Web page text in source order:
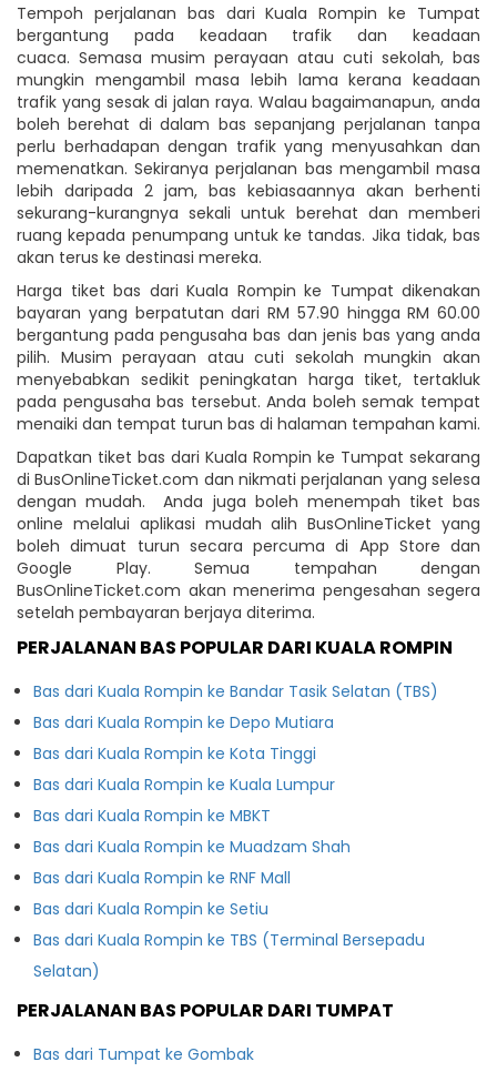
Tempoh perjalanan bas dari Kuala Rompin ke Tumpat
bergantung pada keadaan trafik dan keadaan
cuaca. Semasa musim perayaan atau cuti sekolah, bas
mungkin mengambil masa lebih lama kerana keadaan
trafik yang sesak di jalan raya. Walau bagaimanapun, anda
boleh berehat di dalam bas sepanjang perjalanan tanpa
perlu berhadapan dengan trafik yang menyusahkan dan
memenatkan. Sekiranya perjalanan bas mengambil masa
lebih daripada 2 jam, bas kebiasaannya akan berhenti
sekurang-kurangnya sekali untuk berehat dan memberi
ruang kepada penumpang untuk ke tandas. Jika tidak, bas
akan terus ke destinasi mereka.
Harga tiket bas dari Kuala Rompin ke Tumpat dikenakan
bayaran yang berpatutan dari RM 57.90 hingga RM 60.00
bergantung pada pengusaha bas dan jenis bas yang anda
pilih. Musim perayaan atau cuti sekolah mungkin akan
menyebabkan sedikit peningkatan harga tiket, tertakluk
pada pengusaha bas tersebut. Anda boleh semak tempat
menaiki dan tempat turun bas di halaman tempahan kami.
Dapatkan tiket bas dari Kuala Rompin ke Tumpat sekarang
di BusOnlineTicket.com dan nikmati perjalanan yang selesa
dengan mudah. Anda juga boleh menempah tiket bas
online melalui aplikasi mudah alih BusOnlineTicket yang
boleh dimuat turun secara percuma di App Store dan
Google Play. Semua tempahan dengan
BusOnlineTicket.com akan menerima pengesahan segera
setelah pembayaran berjaya diterima.
PERJALANAN BAS POPULAR DARI KUALA ROMPIN
Bas dari Kuala Rompin ke Bandar Tasik Selatan (TBS)
Bas dari Kuala Rompin ke Depo Mutiara
Bas dari Kuala Rompin ke Kota Tinggi
Bas dari Kuala Rompin ke Kuala Lumpur
Bas dari Kuala Rompin ke MBKT
Bas dari Kuala Rompin ke Muadzam Shah
Bas dari Kuala Rompin ke RNF Mall
Bas dari Kuala Rompin ke Setiu
Bas dari Kuala Rompin ke TBS (Terminal Bersepadu
Selatan)
PERJALANAN BAS POPULAR DARI TUMPAT
Bas dari Tumpat ke Gombak